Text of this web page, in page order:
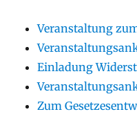
Veranstaltung
Einladung
Zum